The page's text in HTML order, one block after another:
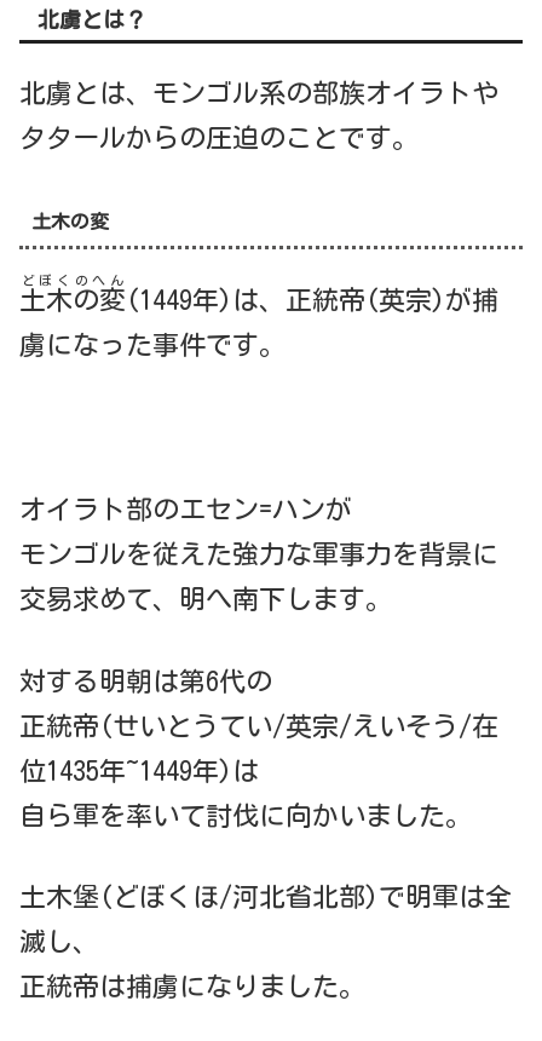
北虜とは？
北虜とは、モンゴル系の部族オイラトや
タタールからの圧迫のことです。
土木の変
土木の変
どぼくのへん
(1449年)は、正統帝(英宗)が捕
虜になった事件です。
オイラト部のエセン=ハンが
モンゴルを従えた強力な軍事力を背景に
交易求めて、明へ南下します。
対する明朝は第6代の
正統帝(せいとうてい/英宗/えいそう/在
位1435年~1449年)は
自ら軍を率いて討伐に向かいました。
土木堡(どぼくほ/河北省北部)で明軍は全
滅し、
正統帝は捕虜になりました。